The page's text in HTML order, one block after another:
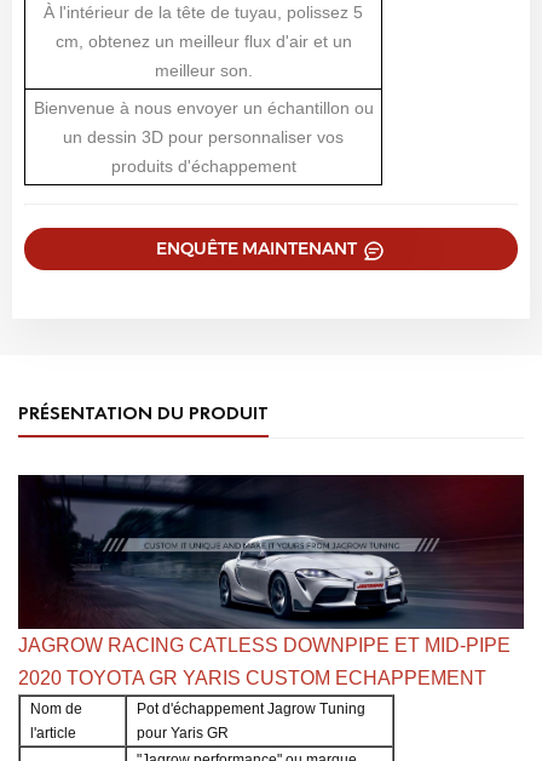
À l'intérieur de la tête de tuyau, polissez 5
cm, obtenez un meilleur flux d'air et un
meilleur son.
Bienvenue à nous envoyer un échantillon ou
un dessin 3D pour personnaliser vos
produits d'échappement
ENQUÊTE MAINTENANT
PRÉSENTATION DU PRODUIT
JAGROW RACING CATLESS DOWNPIPE ET MID-PIPE
2020 TOYOTA GR YARIS CUSTOM ECHAPPEMENT
Nom de
l'article
Pot d'échappement Jagrow Tuning
pour Yaris GR